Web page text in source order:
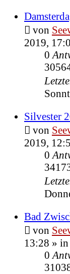
von
2019,
0
Silvester
von
2019,
0
Bad
von
13:28 » in
0